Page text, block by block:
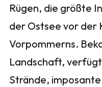
Rügen, die größte
der Ostsee vor der
Vorpommerns.
Landschaft,
Strände,